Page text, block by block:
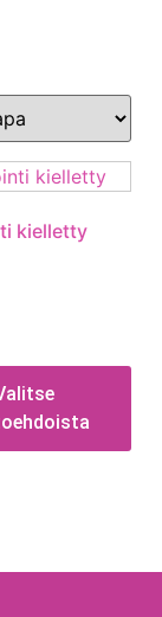
kielletty